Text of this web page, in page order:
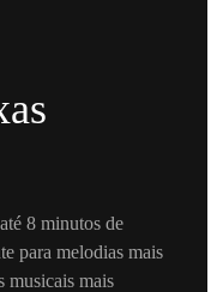
8 minutos de
para melodias mais
musicais mais